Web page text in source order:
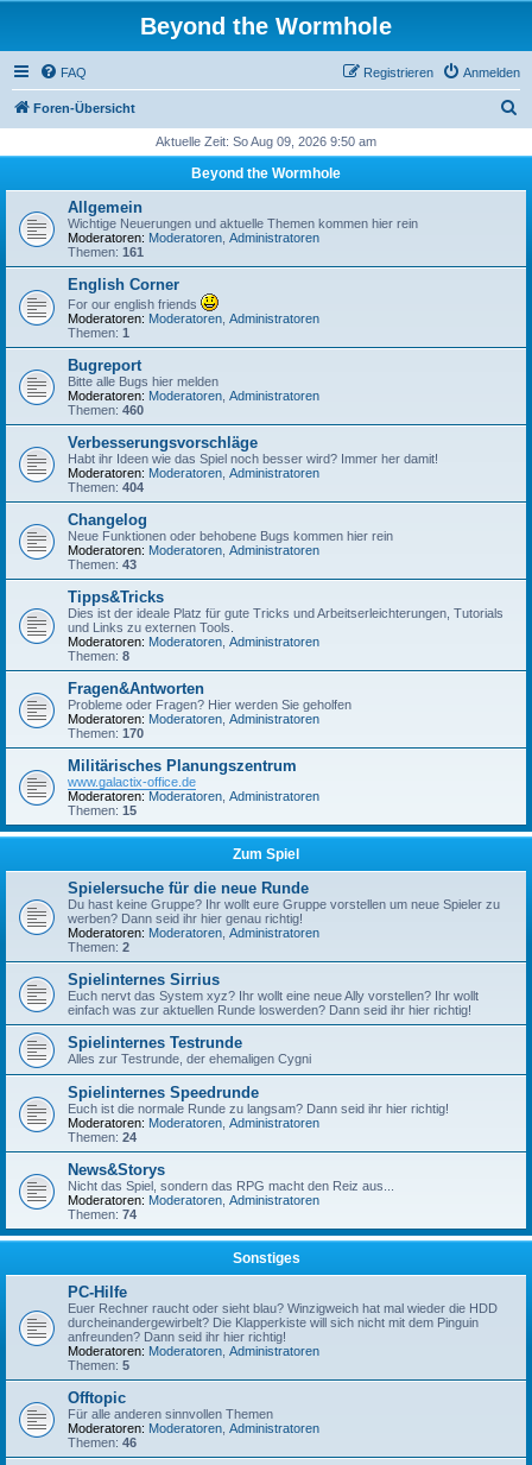
Beyond the Wormhole
FAQ Anmelden
Registrieren
Foren-Übersicht
h
Aktuelle Zeit: So Aug 09, 2026 9:50 am
Beyond the Wormhole
Allgemein
Wichtige Neuerungen und aktuelle Themen kommen hier rein
Moderatoren: Moderatoren Administratoren
Themen: 161
English Corner
For our english friends
Moderatoren: Moderatoren Administratoren
Themen: 1
Bugreport
Bitte alle Bugs hier melden
Moderatoren: Moderatoren Administratoren
Themen: 460
Verbesserungsvorschläge
Habt ihr Ideen wie das Spiel noch besser wird? Immer her damit!
Moderatoren: Moderatoren Administratoren
Themen: 404
Changelog
Neue Funktionen oder behobene Bugs kommen hier rein
Moderatoren: Moderatoren Administratoren
Themen: 43
Tipps&Tricks
Dies ist der ideale Platz für gute Tricks und Arbeitserleichterungen, Tutorials
und Links zu externen Tools.
Moderatoren: Moderatoren Administratoren
Themen: 8
Fragen&Antworten
Probleme oder Fragen? Hier werden Sie geholfen
Moderatoren: Moderatoren Administratoren
Themen: 170
Militärisches Planungszentrum
www.galactix-office.de
Moderatoren: Moderatoren Administratoren
Themen: 15
Zum Spiel
Spielersuche für die neue Runde
Du hast keine Gruppe? Ihr wollt eure Gruppe vorstellen um neue Spieler zu
werben? Dann seid ihr hier genau richtig!
Moderatoren: Moderatoren Administratoren
Themen: 2
Spielinternes Sirrius
Euch nervt das System xyz? Ihr wollt eine neue Ally vorstellen? Ihr wollt
einfach was zur aktuellen Runde loswerden? Dann seid ihr hier richtig!
Spielinternes Testrunde
Alles zur Testrunde, der ehemaligen Cygni
Spielinternes Speedrunde
Euch ist die normale Runde zu langsam? Dann seid ihr hier richtig!
Moderatoren: Moderatoren Administratoren
Themen: 24
News&Storys
Nicht das Spiel, sondern das RPG macht den Reiz aus...
Moderatoren: Moderatoren Administratoren
Themen: 74
Sonstiges
PC-Hilfe
Euer Rechner raucht oder sieht blau? Winzigweich hat mal wieder die HDD
durcheinandergewirbelt? Die Klapperkiste will sich nicht mit dem Pinguin
anfreunden? Dann seid ihr hier richtig!
Moderatoren: Moderatoren Administratoren
Themen: 5
Offtopic
Für alle anderen sinnvollen Themen
Moderatoren: Moderatoren Administratoren
Themen: 46